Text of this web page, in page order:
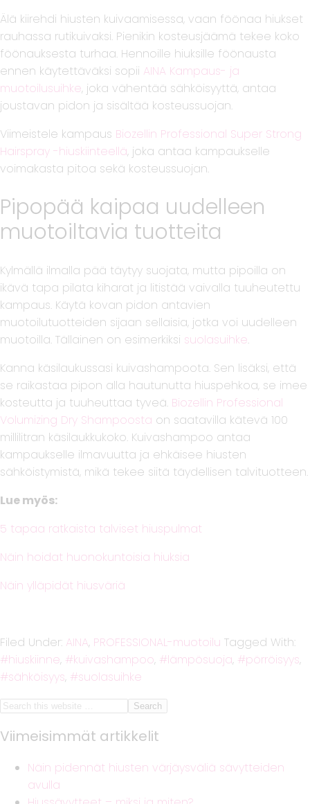
Älä kiirehdi hiusten kuivaamisessa, vaan föönaa hiukset
rauhassa rutikuivaksi. Pienikin kosteusjäämä tekee koko
föönauksesta turhaa. Hennoille hiuksille föönausta
ennen käytettäväksi sopii AINA Kampaus- ja
muotoilusuihke, joka vähentää sähköisyyttä, antaa
joustavan pidon ja sisältää kosteussuojan.
Viimeistele kampaus Biozellin Professional Super Strong
Hairspray -hiuskiinteellä, joka antaa kampaukselle
voimakasta pitoa sekä kosteussuojan.
Pipopää kaipaa uudelleen
muotoiltavia tuotteita
Kylmällä ilmalla pää täytyy suojata, mutta pipoilla on
ikävä tapa pilata kiharat ja litistää vaivalla tuuheutettu
kampaus. Käytä kovan pidon antavien
muotoilutuotteiden sijaan sellaisia, jotka voi uudelleen
muotoilla. Tällainen on esimerkiksi suolasuihke.
Kanna käsilaukussasi kuivashampoota. Sen lisäksi, että
se raikastaa pipon alla hautunutta hiuspehkoa, se imee
kosteutta ja tuuheuttaa tyveä. Biozellin Professional
Volumizing Dry Shampoosta on saatavilla kätevä 100
millilitran käsilaukkukoko. Kuivashampoo antaa
kampaukselle ilmavuutta ja ehkäisee hiusten
sähköistymistä, mikä tekee siitä täydellisen talvituotteen.
Lue myös:
5 tapaa ratkaista talviset hiuspulmat
Näin hoidat huonokuntoisia hiuksia
Näin ylläpidät hiusväriä
Filed Under: AINA, PROFESSIONAL-muotoilu Tagged With:
hiuskiinne, kuivashampoo, lämpösuoja, pörröisyys,
sähköisyys, suolasuihke
Viimeisimmät artikkelit
Näin pidennät hiusten värjäysväliä sävytteiden
avulla